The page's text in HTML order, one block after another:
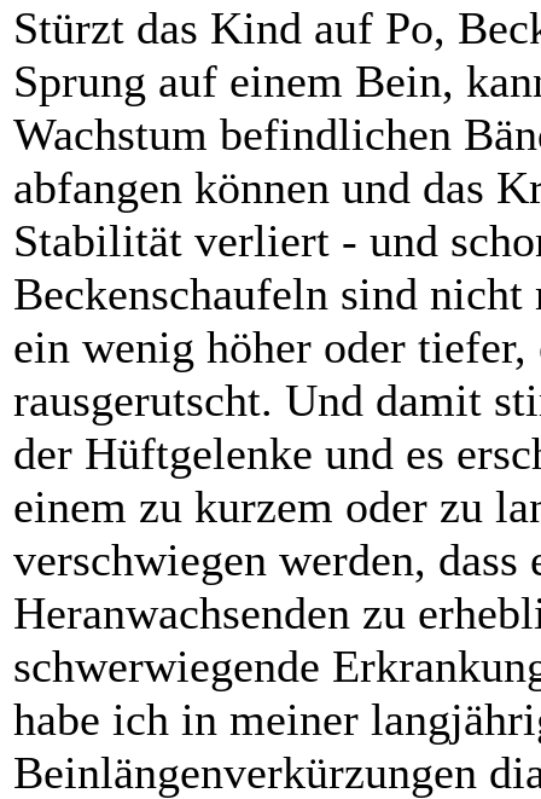
Stürzt das Kind auf Po,
Sprung auf einem Bein,
Wachstum befindlichen
abfangen können und das
Stabilität verliert - und
Beckenschaufeln sind
ein wenig höher oder
rausgerutscht. Und damit
der Hüftgelenke und es
einem zu kurzem oder zu
verschwiegen werden, dass
Heranwachsenden zu
schwerwiegende
habe ich in meiner
Beinlängenverkürzungen